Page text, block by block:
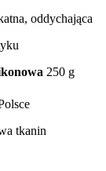
oddychająca
250 g